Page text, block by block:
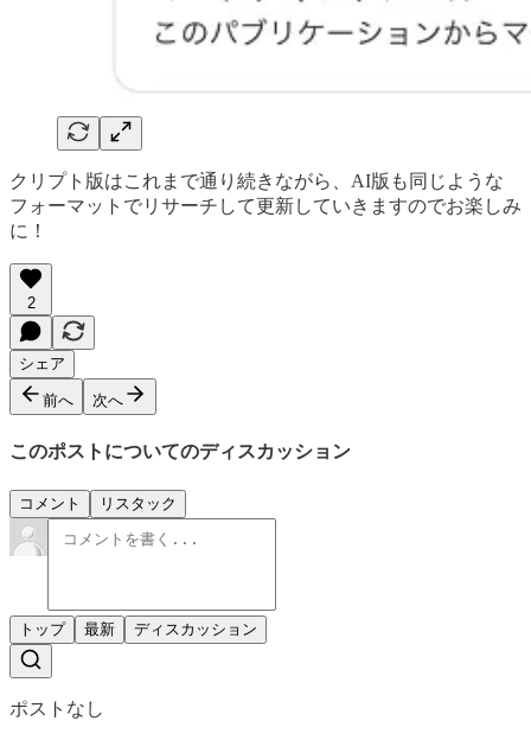
クリプト版はこれまで通り続きながら、AI版も同じような
フォーマットでリサーチして更新していきますのでお楽しみ
に！
2
シェア
前へ 次へ
このポストについてのディスカッション
コメント リスタック
トップ 最新 ディスカッション
ポストなし